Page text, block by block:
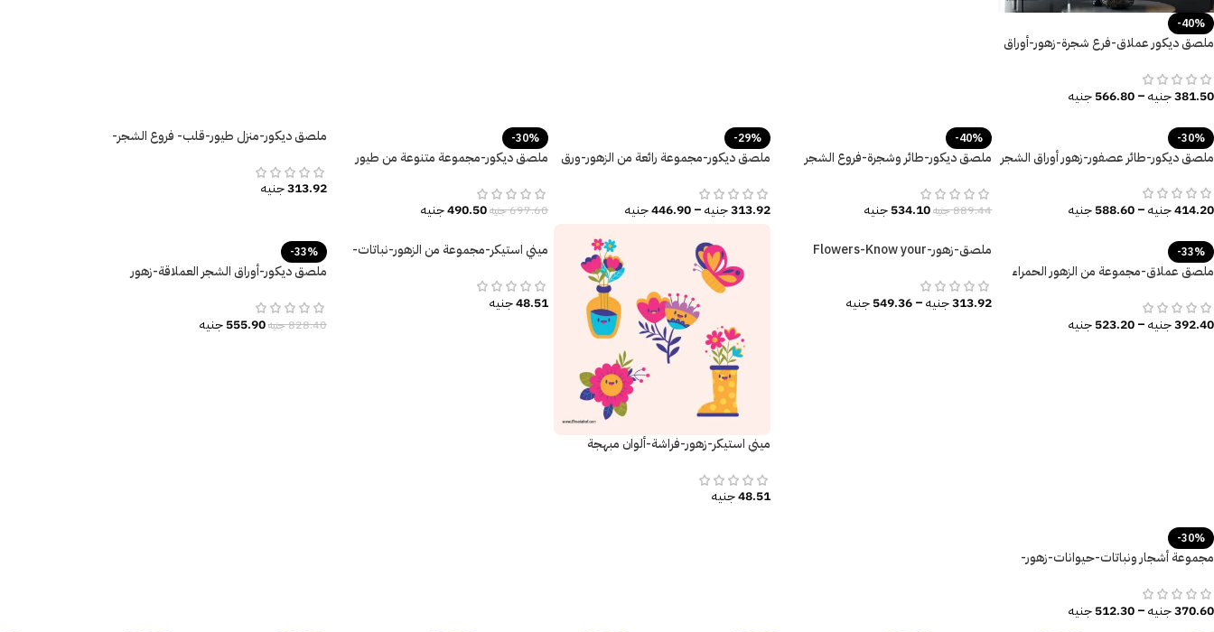
-40%
ملصق ديكور عملاق-فرع شجرة-زهور-أوراق
381.50جنيه–
566.80جنيه
-30%
ملصق ديكور-طائر عصفور-زهور أوراق الشجر
414.20جنيه–
588.60جنيه
-40%
ملصق ديكور-طائر وشجرة-فروع الشجر
889.44جنيه534.10جنيه
-29%
ملصق ديكور-مجموعة رائعة من الزهور-ورق
313.92جنيه–
446.90جنيه
-30%
ملصق ديكور-مجموعة متنوعة من طيور
697.60جنيه490.50جنيه
ملصق ديكور-منزل طيور-قلب- فروع الشجر-
313.92جنيه
-33%
ملصق عملاق-مجموعة من الزهور الحمراء
392.40جنيه–
523.20جنيه
ملصق-زهور-Flowers-Know your
313.92جنيه –
549.36جنيه
ميني استيكر-زهور-فراشة-ألوان مبهجة
48.51جنيه
ميني استيكر-مجموعة من الزهور-نباتات-
48.51جنيه
-33%
ملصق ديكور-أوراق الشجر العملاقة-زهور
828.40جنيه555.90 جنيه
-30%
مجموعة أشجار ونباتات-حيوانات-زهور-
370.60جنيه–
512.30جنيه